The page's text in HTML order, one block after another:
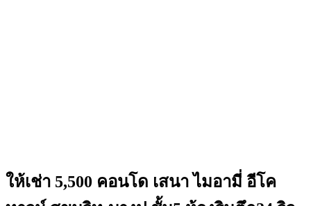
ให้เช่า 5,500 คอนโด เสนา ไมอามี่ อีโค